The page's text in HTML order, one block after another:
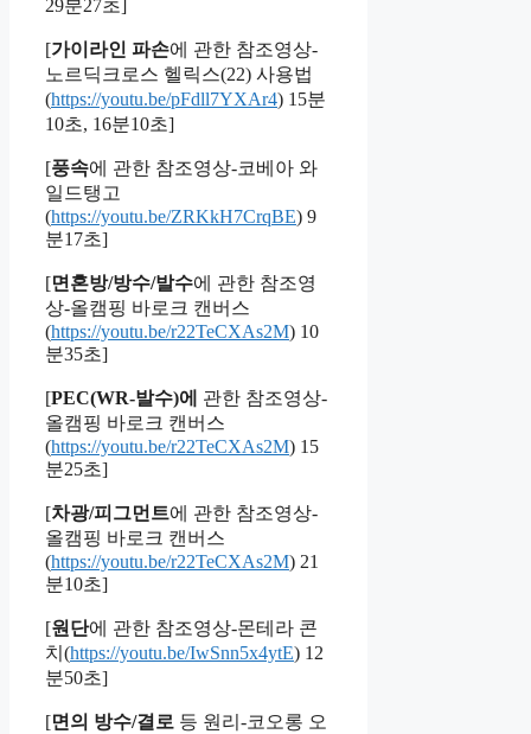
29분27초]
[가이라인 파손에 관한 참조영상-
노르딕크로스 헬릭스(22) 사용법
(https://youtu.be/pFdll7YXAr4) 15분
10초, 16분10초]
[풍속에 관한 참조영상-코베아 와
일드탱고
(https://youtu.be/ZRKkH7CrqBE) 9
분17초]
[면혼방/방수/발수에 관한 참조영
상-올캠핑 바로크 캔버스
(https://youtu.be/r22TeCXAs2M) 10
분35초]
[PEC(WR-발수)에
관한 참조영상-
올캠핑 바로크 캔버스
(https://youtu.be/r22TeCXAs2M) 15
분25초]
[차광/피그먼트에 관한 참조영상-
올캠핑 바로크 캔버스
(https://youtu.be/r22TeCXAs2M) 21
분10초]
[원단에 관한 참조영상-몬테라 콘
치(https://youtu.be/IwSnn5x4ytE) 12
분50초]
[면의 방수/결로 등 원리-코오롱 오